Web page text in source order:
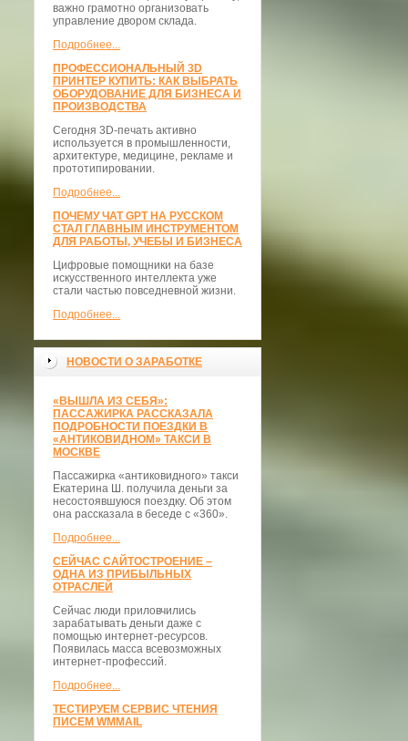
важно грамотно организовать
управление двором склада.
Подробнее...
ПРОФЕССИОНАЛЬНЫЙ 3D
ПРИНТЕР КУПИТЬ: КАК ВЫБРАТЬ
ОБОРУДОВАНИЕ ДЛЯ БИЗНЕСА И
ПРОИЗВОДСТВА
Сегодня 3D-печать активно
используется в промышленности,
архитектуре, медицине, рекламе и
прототипировании.
Подробнее...
ПОЧЕМУ ЧАТ GPT НА РУССКОМ
СТАЛ ГЛАВНЫМ ИНСТРУМЕНТОМ
ДЛЯ РАБОТЫ, УЧЕБЫ И БИЗНЕСА
Цифровые помощники на базе
искусственного интеллекта уже
стали частью повседневной жизни.
Подробнее...
НОВОСТИ О ЗАРАБОТКЕ
«ВЫШЛА ИЗ СЕБЯ»:
ПАССАЖИРКА РАССКАЗАЛА
ПОДРОБНОСТИ ПОЕЗДКИ В
«АНТИКОВИДНОМ» ТАКСИ В
МОСКВЕ
Пассажирка «антиковидного» такси
Екатерина Ш. получила деньги за
несостоявшуюся поездку. Об этом
она рассказала в беседе с «360».
Подробнее...
СЕЙЧАС САЙТОСТРОЕНИЕ –
ОДНА ИЗ ПРИБЫЛЬНЫХ
ОТРАСЛЕЙ
Сейчас люди приловчились
зарабатывать деньги даже с
помощью интернет-ресурсов.
Появилась масса всевозможных
интернет-профессий.
Подробнее...
ТЕСТИРУЕМ СЕРВИС ЧТЕНИЯ
ПИСЕМ WMMAIL